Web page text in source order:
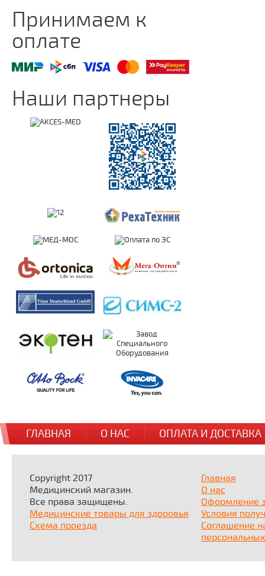
Принимаем к
оплате
Наши партнеры
ГЛАВНАЯ О НАС ОПЛАТА И ДОСТАВКА
Copyright 2017
Медицинский магазин.
Все права защищены.
Медицинские товары для здоровья
Схема проезда
Главная
О нас
Оформление
Условия
Соглашение